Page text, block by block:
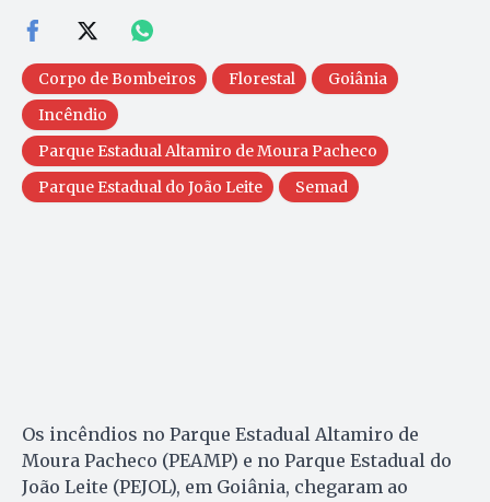
Corpo de Bombeiros Florestal
Goiânia
Incêndio
Parque Estadual Altamiro de Moura Pacheco
Parque Estadual do João Leite
Semad
Os incêndios no Parque Estadual Altamiro de
Moura Pacheco (PEAMP) e no Parque Estadual do
João Leite (PEJOL), em Goiânia, chegaram ao